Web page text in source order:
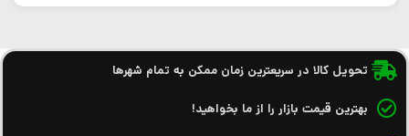
تحویل کالا در سریعترین زمان ممکن به تمام شهرها
بهترین قیمت بازار را از ما بخواهید!